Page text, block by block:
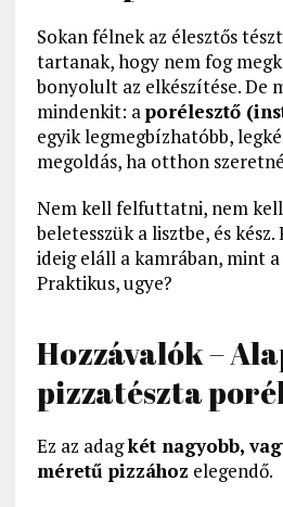
Sokan félnek az élesztős
tartanak, hogy nem fog
bonyolult az elkészítése. De
mindenkit: aporélesztő
egyik legmegbízhatóbb,
megoldás, ha otthon
Nem kell felfuttatni, nem
beletesszük a lisztbe, és kész.
ideig eláll a kamrában, mint a
Praktikus, ugye?
Hozzávalók –
pizzatészta
Ez az adagkét nagyobb,
méretű pizzához elegendő.